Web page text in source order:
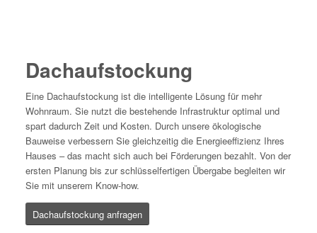
Dachaufstockung
Eine Dachaufstockung ist die intelligente Lösung für mehr
Wohnraum. Sie nutzt die bestehende Infrastruktur optimal und
spart dadurch Zeit und Kosten. Durch unsere ökologische
Bauweise verbessern Sie gleichzeitig die Energieeffizienz Ihres
Hauses – das macht sich auch bei Förderungen bezahlt. Von der
ersten Planung bis zur schlüsselfertigen Übergabe begleiten wir
Sie mit unserem Know-how.
Dachaufstockung anfragen